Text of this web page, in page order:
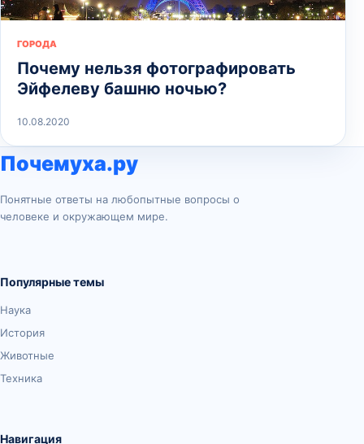
ГОРОДА
Почему нельзя фотографировать
Эйфелеву башню ночью?
10.08.2020
Почемуха.ру
Понятные ответы на любопытные вопросы о
человеке и окружающем мире.
Популярные темы
Наука
История
Животные
Техника
Навигация